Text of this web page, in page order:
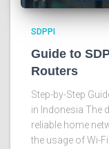
SDPPI
Guide to
Routers
Step-by-Step
in Indonesia The
reliable home
the usage of Wi-